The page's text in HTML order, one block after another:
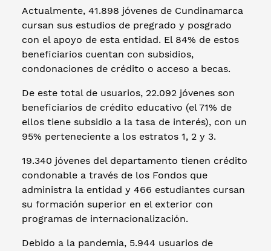
Actualmente, 41.898 jóvenes de Cundinamarca
cursan sus estudios de pregrado y posgrado
con el apoyo de esta entidad. El 84% de estos
beneficiarios cuentan con subsidios,
condonaciones de crédito o acceso a becas.
De este total de usuarios, 22.092 jóvenes son
beneficiarios de crédito educativo (el 71% de
ellos tiene subsidio a la tasa de interés), con un
95% perteneciente a los estratos 1, 2 y 3.
19.340 jóvenes del departamento tienen crédito
condonable a través de los Fondos que
administra la entidad y 466 estudiantes cursan
su formación superior en el exterior con
programas de internacionalización.
Debido a la pandemia, 5.944 usuarios de